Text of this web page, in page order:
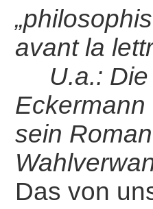
avant la
U.a.: Die
sein
Das von